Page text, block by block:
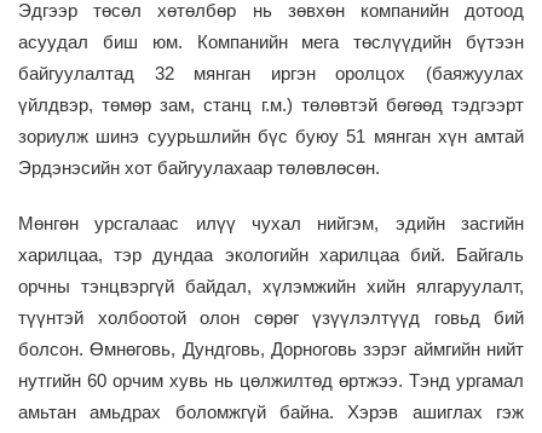
Эдгээр төсөл хөтөлбөр нь зөвхөн компанийн дотоод
асуудал биш юм. Компанийн мега төслүүдийн бүтээн
байгуулалтад 32 мянган иргэн оролцох (баяжуулах
үйлдвэр, төмөр зам, станц г.м.) төлөвтэй бөгөөд тэдгээрт
зориулж шинэ суурьшлийн бүс буюу 51 мянган хүн амтай
Эрдэнэсийн хот байгуулахаар төлөвлөсөн.
Мөнгөн урсгалаас илүү чухал нийгэм, эдийн засгийн
харилцаа, тэр дундаа экологийн харилцаа бий. Байгаль
орчны тэнцвэргүй байдал, хүлэмжийн хийн ялгаруулалт,
түүнтэй холбоотой олон сөрөг үзүүлэлтүүд говьд бий
болсон. Өмнөговь, Дундговь, Дорноговь зэрэг аймгийн нийт
нутгийн 60 орчим хувь нь цөлжилтөд өртжээ. Тэнд ургамал
амьтан амьдрах боломжгүй байна. Хэрэв ашиглах гэж